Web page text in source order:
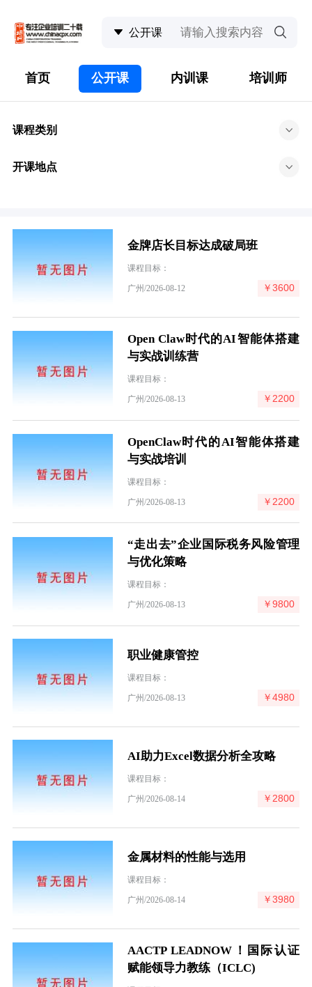
首页 公开课 内训课 培训师
课程类别
开课地点
金牌店长目标达成破局班
课程目标：
广州/2026-08-12 ￥3600
Open Claw时代的AI智能体搭建
与实战训练营
课程目标：
广州/2026-08-13 ￥2200
OpenClaw时代的AI智能体搭建
与实战培训
课程目标：
广州/2026-08-13 ￥2200
“走出去”企业国际税务风险管理
与优化策略
课程目标：
广州/2026-08-13 ￥9800
职业健康管控
课程目标：
广州/2026-08-13 ￥4980
AI助力Excel数据分析全攻略
课程目标：
广州/2026-08-14 ￥2800
金属材料的性能与选用
课程目标：
广州/2026-08-14 ￥3980
AACTP LEADNOW！国际认证
赋能领导力教练（ICLC)